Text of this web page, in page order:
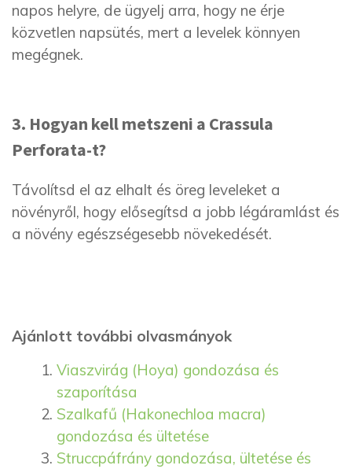
napos helyre, de ügyelj arra, hogy ne érje
közvetlen napsütés, mert a levelek könnyen
megégnek.
3. Hogyan kell metszeni a Crassula
Perforata-t?
Távolítsd el az elhalt és öreg leveleket a
növényről, hogy elősegítsd a jobb légáramlást és
a növény egészségesebb növekedését.
Ajánlott további olvasmányok
Viaszvirág (Hoya) gondozása és
szaporítása
Szalkafű (Hakonechloa macra)
gondozása és ültetése
Struccpáfrány gondozása, ültetése és